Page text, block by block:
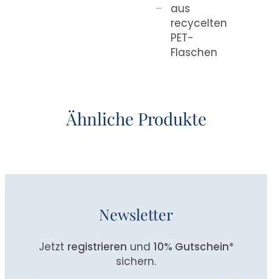
aus
recycelten
PET-
Flaschen
Ähnliche Produkte
Newsletter
Jetzt registrieren und 10% Gutschein*
sichern.